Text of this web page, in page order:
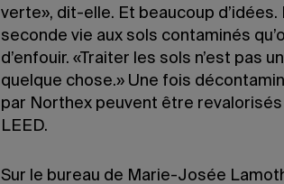
verte», dit-elle. Et beaucoup
seconde vie aux sols contaminés
d’enfouir. «Traiter les sols n’est pas
quelque chose.» Une fois
par Northex peuvent être
LEED.
Sur le bureau de Marie-Josée